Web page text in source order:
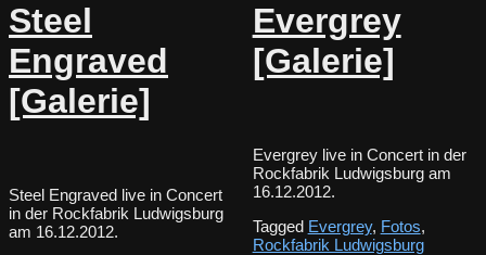
Steel
Engraved
[Galerie]
Steel Engraved live in Concert
in der Rockfabrik Ludwigsburg
am 16.12.2012.
Evergrey
[Galerie]
Evergrey live in Concert in der
Rockfabrik Ludwigsburg am
16.12.2012.
Tagged Evergrey, Fotos,
Rockfabrik Ludwigsburg